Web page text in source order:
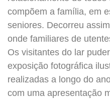
compõem a família, em
seniores. Decorreu
onde familiares de
Os visitantes do lar
exposição fotográfica
realizadas a longo do
com uma apresentação